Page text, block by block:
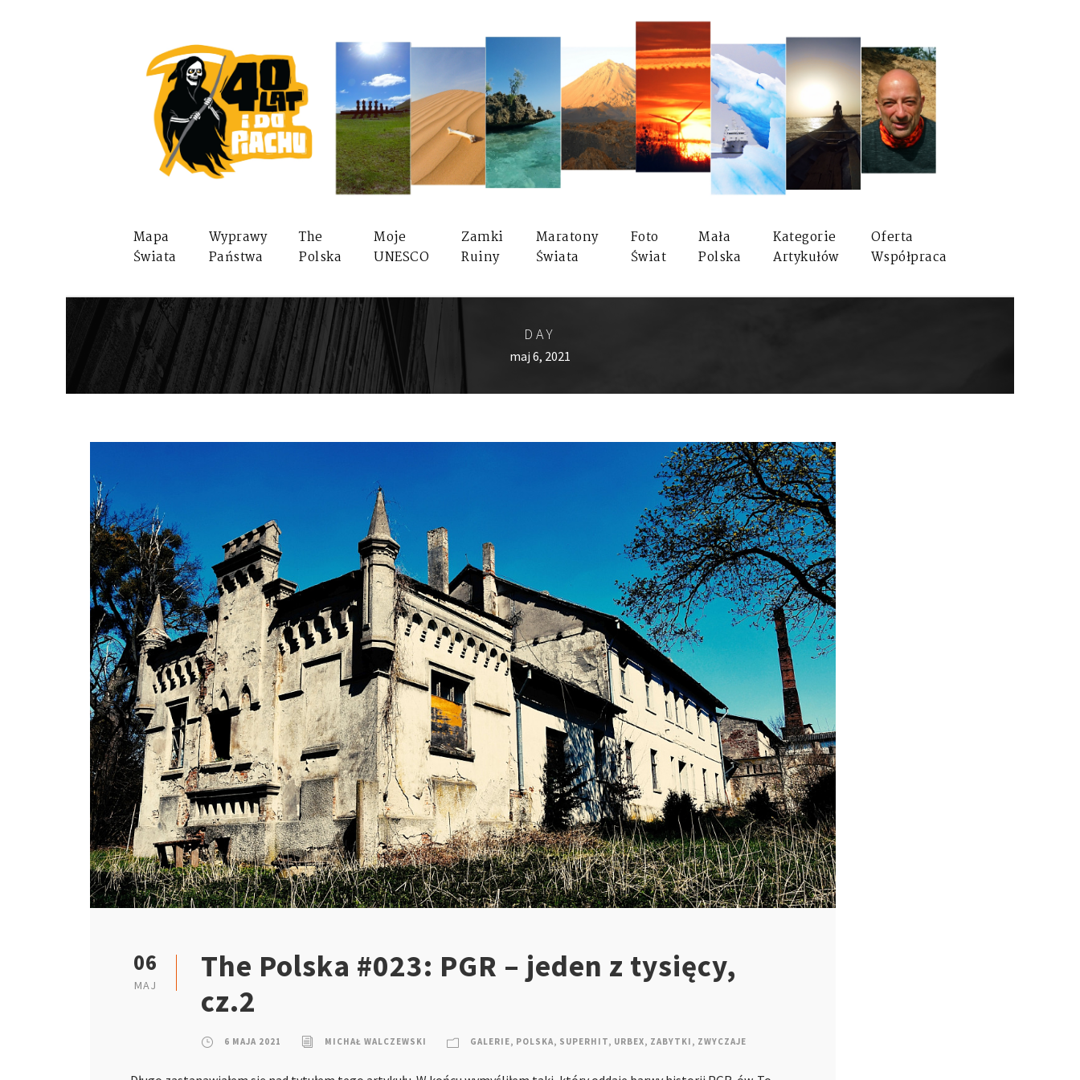
Mapa
Świata
Wyprawy
Państwa
The
Polska
Moje
UNESCO
Zamki
Ruiny
Maratony
Świata
Foto
Świat
Mała
Polska
Kategorie
Artykułów
Oferta
Współpraca
DAY
maj 6, 2021
06
MAJ
The Polska #023: PGR – jeden z tysięcy,
cz.2
6 MAJA 2021 MICHAŁ WALCZEWSKI GALERIE, POLSKA, SUPERHIT, URBEX, ZABYTKI , ZWYCZAJE